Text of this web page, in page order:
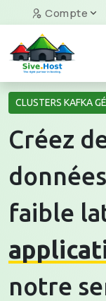
Compte
CLUSTERS KAFKA
Créez
faible
notre